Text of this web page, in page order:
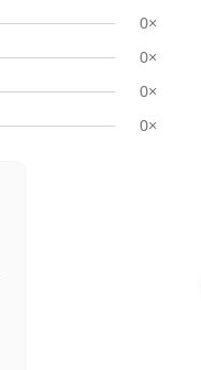
0×
0×
0×
0×